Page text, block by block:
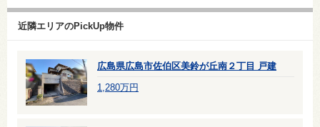
近隣エリアのPickUp物件
広島県広島市佐伯区美鈴が丘南２丁目 戸建
1,280万円